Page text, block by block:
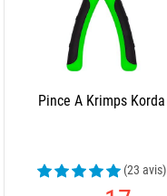
Pince A Krimps Korda
(23 avis)